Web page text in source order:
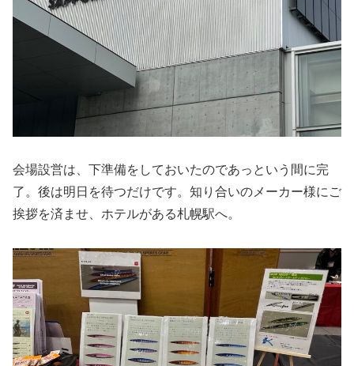
会場設営は、下準備をしておいたのであっという間に完
了。後は明日を待つだけです。知り合いのメーカー様にご
挨拶を済ませ、ホテルがある札幌駅へ。